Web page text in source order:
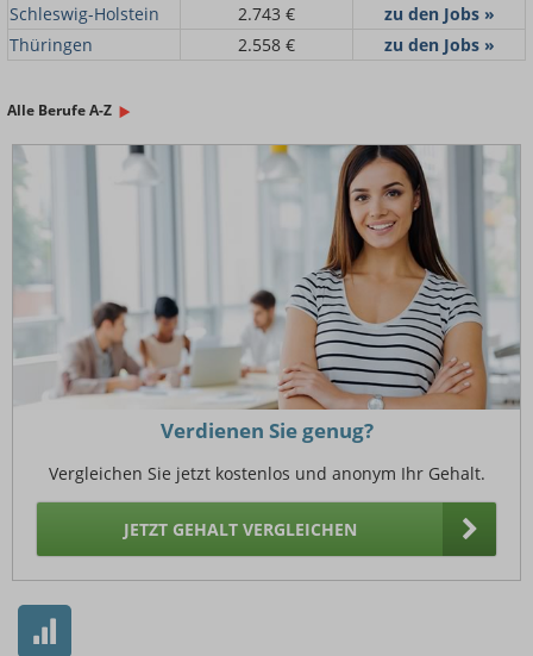
Schleswig-Holstein 2.743 €
zu den Jobs »
Thüringen
2.558 € zu den Jobs »
Alle Berufe A-Z
Verdienen Sie genug?
Vergleichen Sie jetzt kostenlos und anonym Ihr Gehalt.
JETZT GEHALT VERGLEICHEN